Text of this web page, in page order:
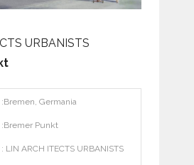
URBANISTS
:Bremen, Germania
:Bremer Punkt
: LIN ARCH ITECTS URBANISTS